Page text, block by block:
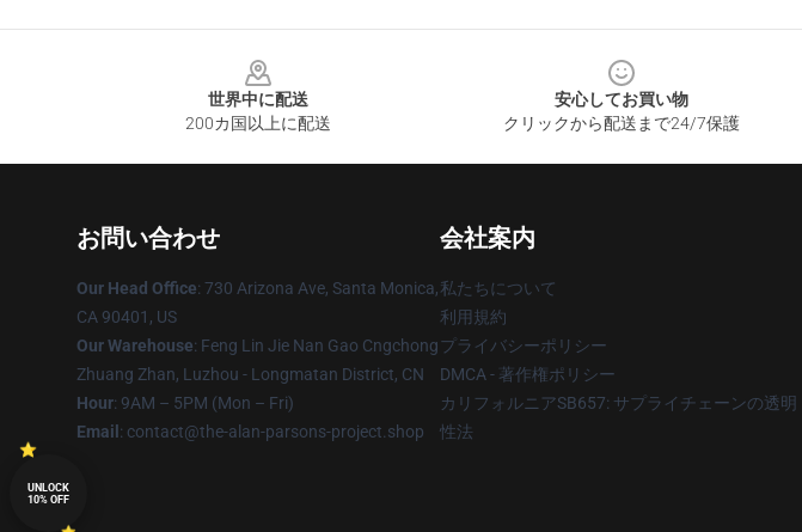
世界中に配送
200カ国以上に配送
安心してお買い物
クリックから配送まで24/7保護
お問い合わせ
Our Head Office: 730 Arizona Ave, Santa Monica,
CA 90401, US
Our Warehouse: Feng Lin Jie Nan Gao Cngchong
Zhuang Zhan, Luzhou - Longmatan District, CN
Hour: 9AM – 5PM (Mon – Fri)
Email : contact@the-alan-parsons-project.shop
会社案内
私たちについて
利用規約
プライバシーポリシー
DMCA - 著作権ポリシー
カリフォルニアSB657: サプライチェーンの透明
性法
UNLOCK
10% OFF